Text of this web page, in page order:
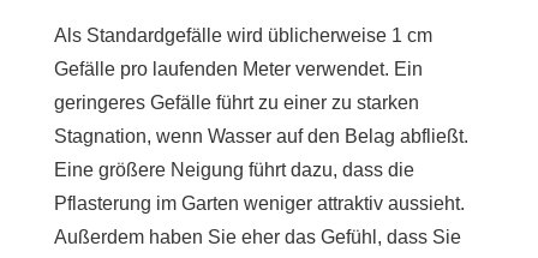
Als Standardgefälle wird üblicherweise 1 cm
Gefälle pro laufenden Meter verwendet. Ein
geringeres Gefälle führt zu einer zu starken
Stagnation, wenn Wasser auf den Belag abfließt.
Eine größere Neigung führt dazu, dass die
Pflasterung im Garten weniger attraktiv aussieht.
Außerdem haben Sie eher das Gefühl, dass Sie